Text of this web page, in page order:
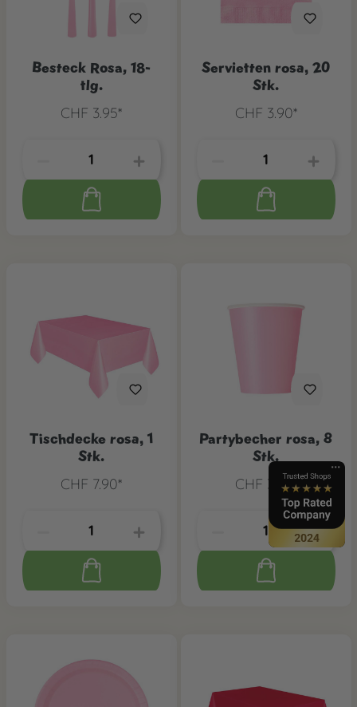
Besteck Rosa, 18-
tlg.
CHF 3.95*
Servietten rosa, 20
Stk.
CHF 3.90*
Tischdecke rosa, 1
Stk.
CHF 7.90*
Partybecher rosa, 8
Stk.
CHF 3.90*